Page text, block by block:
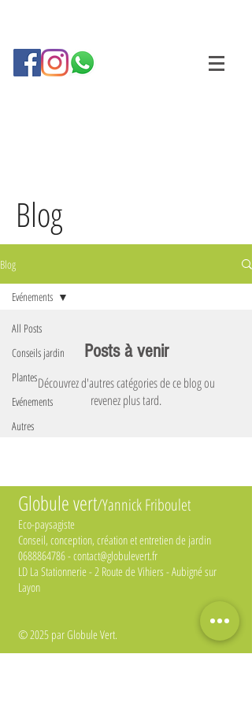
Blog
Blog
All Posts
Conseils jardin
Plantes
Evénements
Autres
Evénements
Posts à venir
Découvrez d'autres catégories de ce blog ou
revenez plus tard.
Globule vert/Yannick Friboulet
Eco-paysagiste
Conseil, conception, création et entretien de jardin
0688864786-contact@globulevert.fr
LD La Stationnerie - 2 Route de Vihiers - Aubigné sur
Layon
© 2025 par Globule Vert.